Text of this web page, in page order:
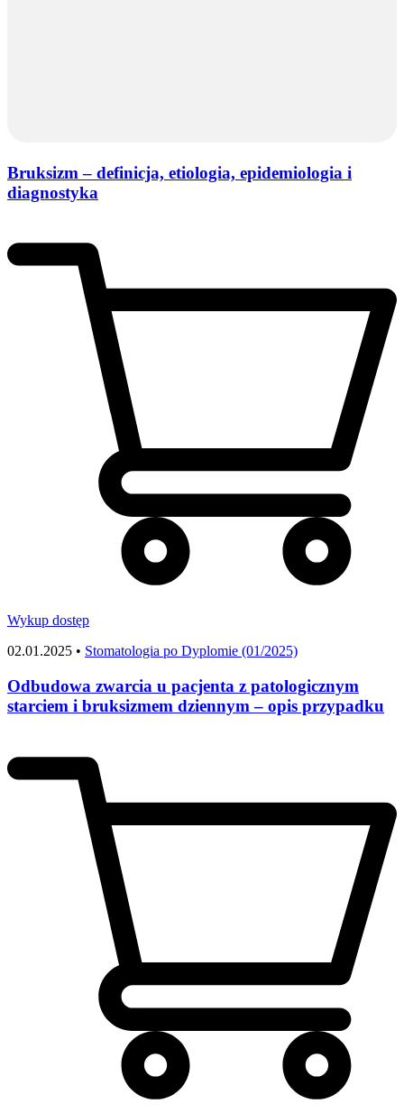
Bruksizm – definicja, etiologia, epidemiologia i
diagnostyka
Wykup dostęp
02.01.2025 • Stomatologia po Dyplomie (01/2025)
Odbudowa zwarcia u pacjenta z patologicznym
starciem i bruksizmem dziennym – opis przypadku